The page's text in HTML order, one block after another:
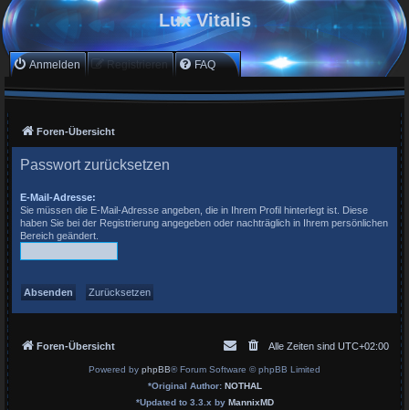
Lux Vitalis
Anmelden Registrieren FAQ
Foren-Übersicht
Passwort zurücksetzen
E-Mail-Adresse:
Sie müssen die E-Mail-Adresse angeben, die in Ihrem Profil hinterlegt ist. Diese
haben Sie bei der Registrierung angegeben oder nachträglich in Ihrem persönlichen
Bereich geändert.
Foren-Übersicht Alle Zeiten sind UTC+02:00
Powered by phpBB® Forum Software © phpBB Limited
*Original Author: NOTHAL
*Updated to 3.3.x by MannixMD